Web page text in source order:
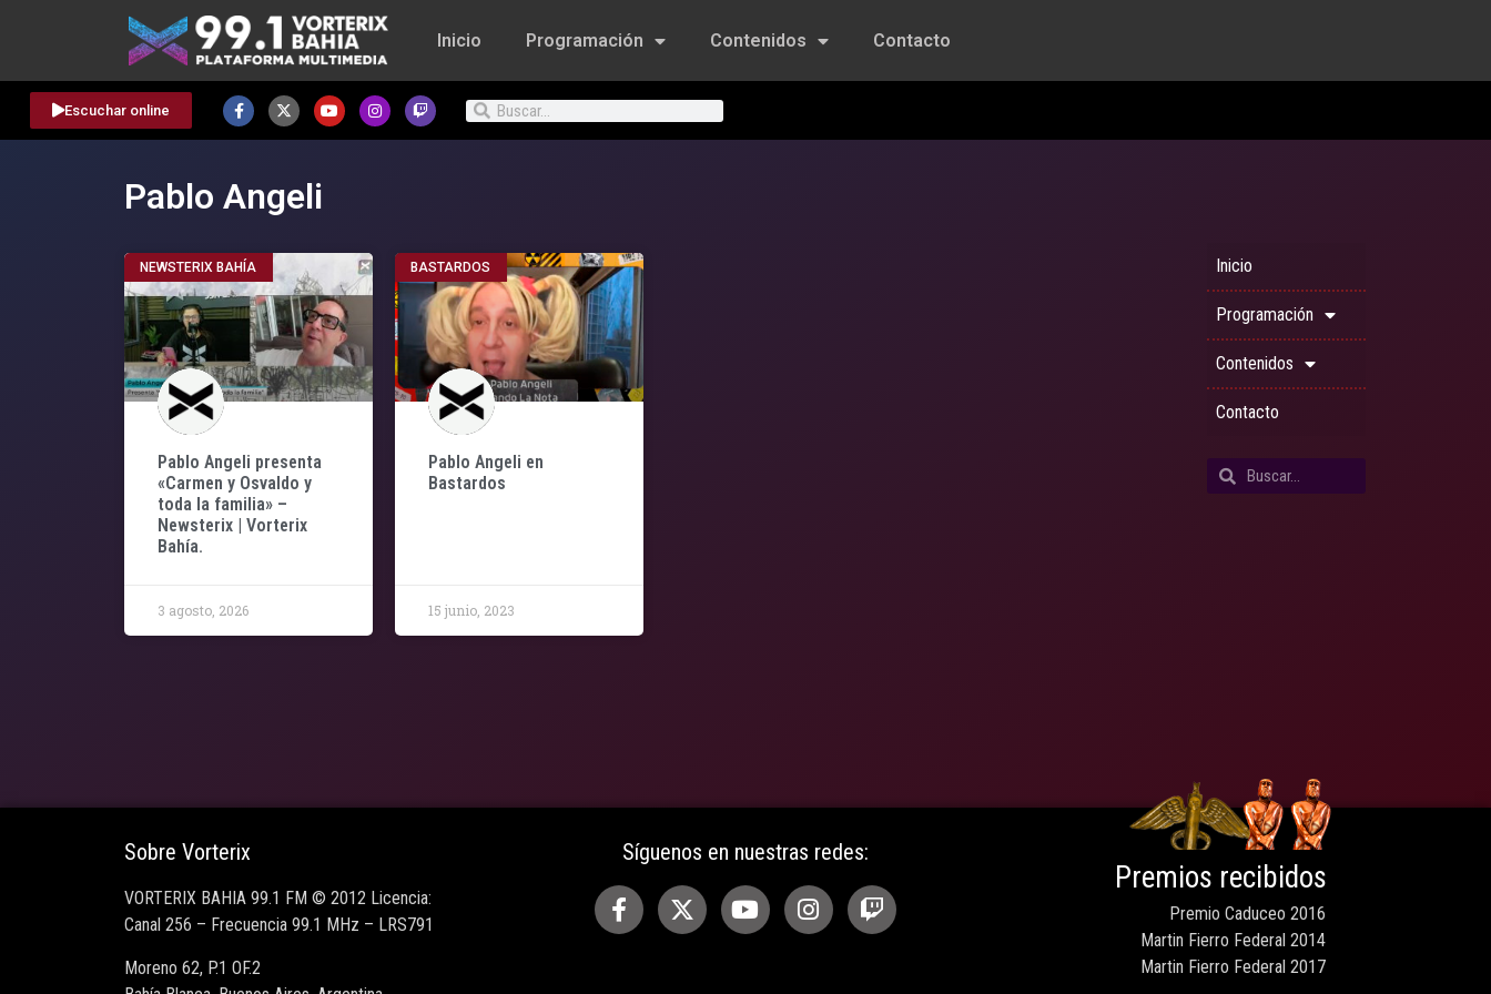
Inicio Programación Contenidos Contacto
Escuchar online
Pablo Angeli
NEWSTERIX BAHÍA
Pablo Angeli presenta
«Carmen y Osvaldo y
toda la familia» –
Newsterix | Vorterix
Bahía.
3 agosto, 2026
BASTARDOS
Pablo Angeli en
Bastardos
15 junio, 2023
Inicio
Programación
Contenidos
Contacto
Sobre Vorterix
VORTERIX BAHIA 99.1 FM © 2012 Licencia:
Canal 256 – Frecuencia 99.1 MHz – LRS791
Moreno 62, P.1 OF.2
Síguenos en nuestras redes:
Premios recibidos
Premio Caduceo 2016
Martin Fierro Federal 2014
Martin Fierro Federal 2017